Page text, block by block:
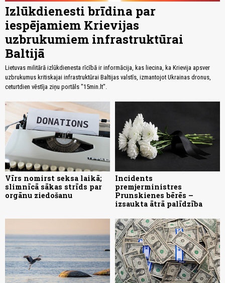
Izlūkdienesti brīdina par
iespējamiem Krievijas
uzbrukumiem infrastruktūrai
Baltijā
Lietuvas militārā izlūkdienesta rīcībā ir informācija, kas liecina, ka Krievija apsver
uzbrukumus kritiskajai infrastruktūrai Baltijas valstīs, izmantojot Ukrainas dronus,
ceturtdien vēstīja ziņu portāls "15min.lt".
Vīrs nomirst seksa laikā;
slimnīcā sākas strīds par
orgānu ziedošanu
Incidents
premjerministres
Prunskienes bērēs –
izsaukta ātrā palīdzība